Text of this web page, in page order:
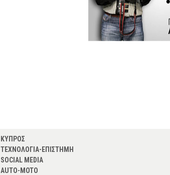
ΚΥΠΡΟΣ
ΤΕΧΝΟΛΟΓΙΑ-ΕΠΙΣΤΗΜΗ
SOCIAL MEDIA
AUTO-MOTO